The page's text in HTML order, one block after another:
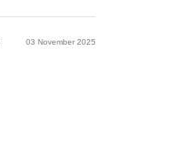
03 November 2025